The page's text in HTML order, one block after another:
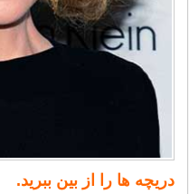
دریچه ها را از بین ببرید.